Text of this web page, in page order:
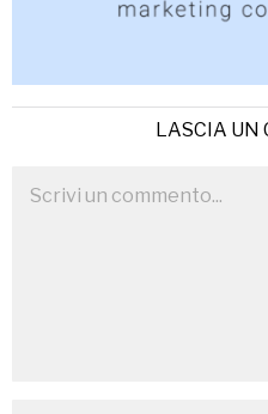
LASCIA UN